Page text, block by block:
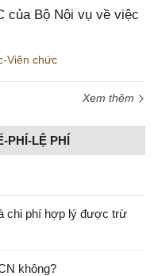
của Bộ Nội vụ về việc
Viên chức
Xem thêm
PHÍ-LỆ PHÍ
chi phí hợp lý được trừ
không?